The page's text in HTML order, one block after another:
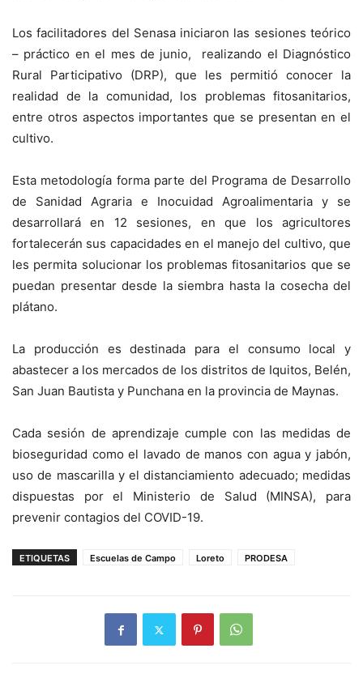
Los facilitadores del Senasa iniciaron las sesiones teórico
– práctico en el mes de junio, realizando el Diagnóstico
Rural Participativo (DRP), que les permitió conocer la
realidad de la comunidad, los problemas fitosanitarios,
entre otros aspectos importantes que se presentan en el
cultivo.
Esta metodología forma parte del Programa de Desarrollo
de Sanidad Agraria e Inocuidad Agroalimentaria y se
desarrollará en 12 sesiones, en que los agricultores
fortalecerán sus capacidades en el manejo del cultivo, que
les permita solucionar los problemas fitosanitarios que se
puedan presentar desde la siembra hasta la cosecha del
plátano.
La producción es destinada para el consumo local y
abastecer a los mercados de los distritos de Iquitos, Belén,
San Juan Bautista y Punchana en la provincia de Maynas.
Cada sesión de aprendizaje cumple con las medidas de
bioseguridad como el lavado de manos con agua y jabón,
uso de mascarilla y el distanciamiento adecuado; medidas
dispuestas por el Ministerio de Salud (MINSA), para
prevenir contagios del COVID-19.
ETIQUETAS Escuelas de Campo Loreto PRODESA